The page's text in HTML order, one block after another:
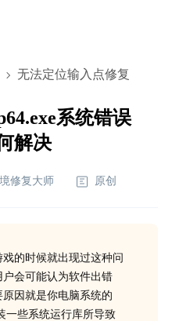
无法定位输入点修复
系统错误
解决
修复大师 原创
的时候就出现过这种问
会可能认为软件出错
因就是你电脑系统的
一些系统运行库所导致